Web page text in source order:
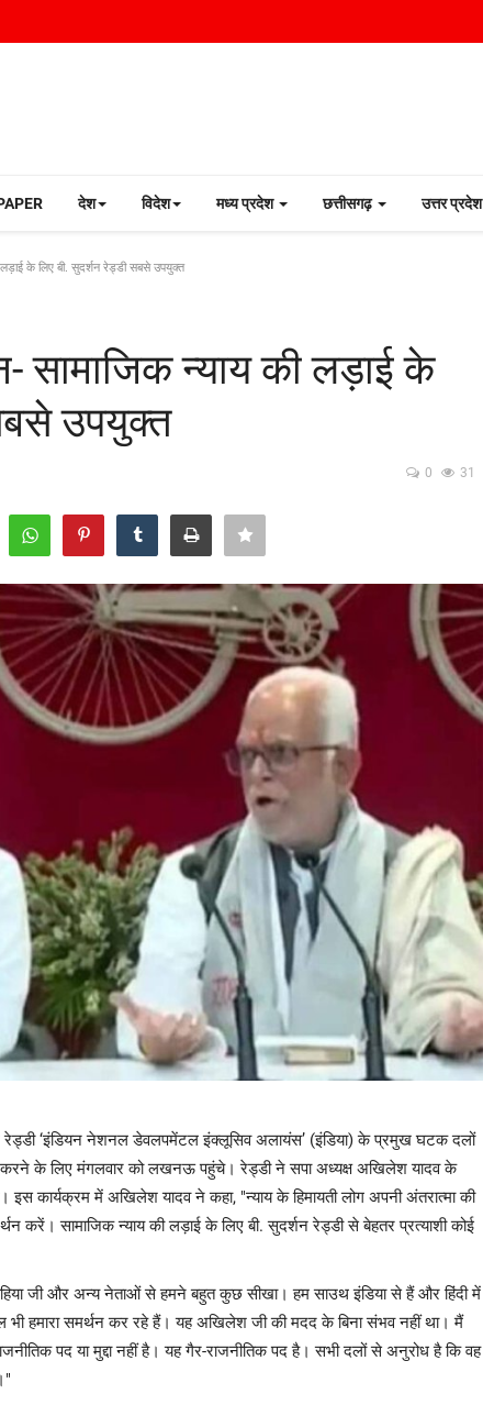
देश विदेश मध्य प्रदेश छत्तीसगढ़ उत्तर प्रदेश
के लिए बी. सुदर्शन रेड्डी सबसे उपयुक्त
सामाजिक न्याय की लड़ाई के
उपयुक्त
0 31
रेड्डी ‘इंडियन नेशनल डेवलपमेंटल इंक्लूसिव अलायंस’ (इंडिया) के प्रमुख घटक दलों
करने के लिए मंगलवार को लखनऊ पहुंचे। रेड्डी ने सपा अध्यक्ष अखिलेश यादव के
कार्यक्रम में अखिलेश यादव ने कहा, "न्याय के हिमायती लोग अपनी अंतरात्मा की
करें। सामाजिक न्याय की लड़ाई के लिए बी. सुदर्शन रेड्डी से बेहतर प्रत्याशी कोई
जी और अन्य नेताओं से हमने बहुत कुछ सीखा। हम साउथ इंडिया से हैं और हिंदी में
हमारा समर्थन कर रहे हैं। यह अखिलेश जी की मदद के बिना संभव नहीं था। मैं
पद या मुद्दा नहीं है। यह गैर-राजनीतिक पद है। सभी दलों से अनुरोध है कि वह